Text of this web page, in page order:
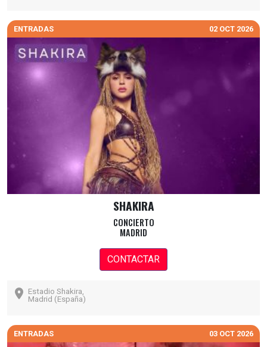
ENTRADAS 02 OCT 2026
SHAKIRA
CONCIERTO
MADRID
CONTACTAR
Estadio Shakira,
Madrid (España)
ENTRADAS 03 OCT 2026